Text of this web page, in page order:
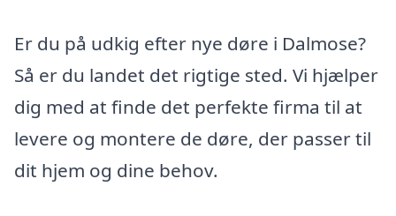
Er du på udkig efter nye døre i Dalmose?
Så er du landet det rigtige sted. Vi hjælper
dig med at finde det perfekte firma til at
levere og montere de døre, der passer til
dit hjem og dine behov.